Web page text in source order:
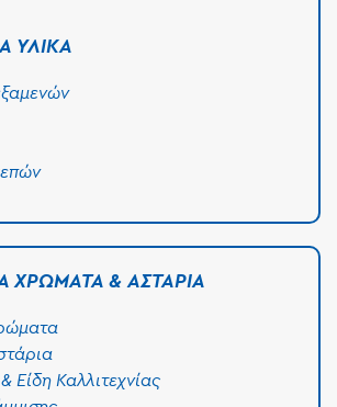
ΥΛΙΚΆ
ΧΡΏΜΑΤΑ & ΑΣΤΆΡΙΑ
Είδη Καλλιτεχνίας